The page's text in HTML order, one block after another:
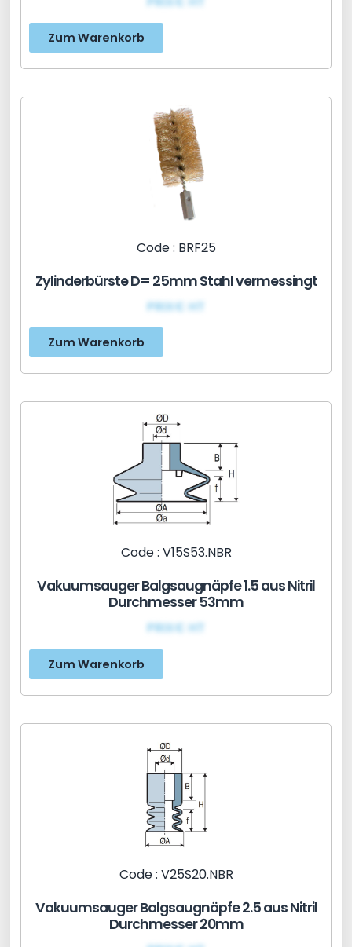
Zum Warenkorb
Code : BRF25
Zylinderbürste D= 25mm Stahl vermessingt
PRIX€ HT
Zum Warenkorb
Code : V15S53.NBR
Vakuumsauger Balgsaugnäpfe 1.5 aus Nitril
Durchmesser 53mm
PRIX€ HT
Zum Warenkorb
Code : V25S20.NBR
Vakuumsauger Balgsaugnäpfe 2.5 aus Nitril
Durchmesser 20mm